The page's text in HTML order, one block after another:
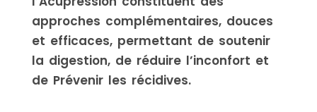
approches complémentaires, douces
et efficaces, permettant de soutenir
la digestion, de réduire l’inconfort et
de Prévenir les récidives.